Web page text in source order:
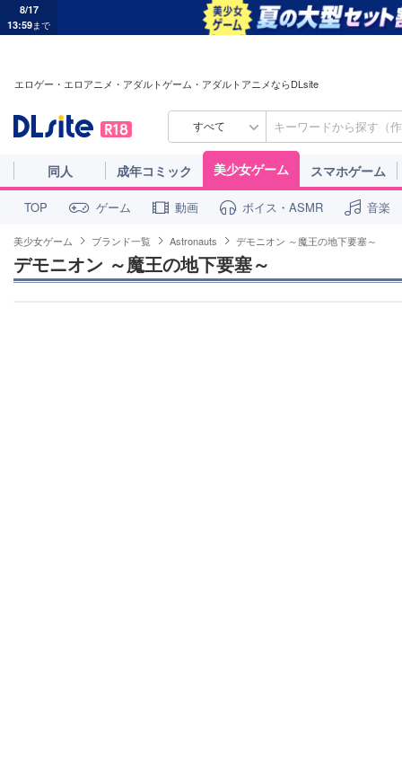
8/17
13:59まで
エロゲー・エロアニメ・アダルトゲーム・アダルトアニメならDLsite
すべて
同人 成年コミック 美少女ゲーム スマホゲーム
TOP ゲーム 動画 ボイス・ASMR 音楽
美少女ゲーム ブランド一覧 Astronauts デモニオン ～魔王の地下要塞～
デモニオン ～魔王の地下要塞～